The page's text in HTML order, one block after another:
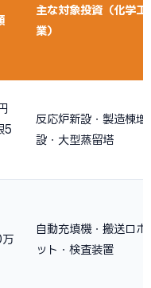
主な対象投資（化学工
業）
5
反応炉新設・製造棟増
設・大型蒸留塔
自動充填機・搬送ロボ
ット・検査装置